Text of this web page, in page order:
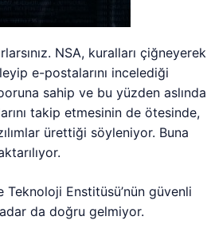
NSA, kuralları çiğneyerek
e-postalarını incelediği
sahip ve bu yüzden aslında
takip etmesinin de ötesinde,
ürettiği söyleniyor. Buna
Enstitüsü’nün güvenli
da doğru gelmiyor.